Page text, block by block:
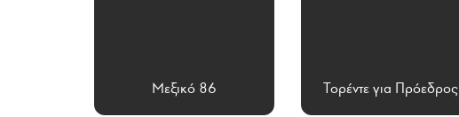
Μεξικό 86 Τορέντε για Πρόεδρος